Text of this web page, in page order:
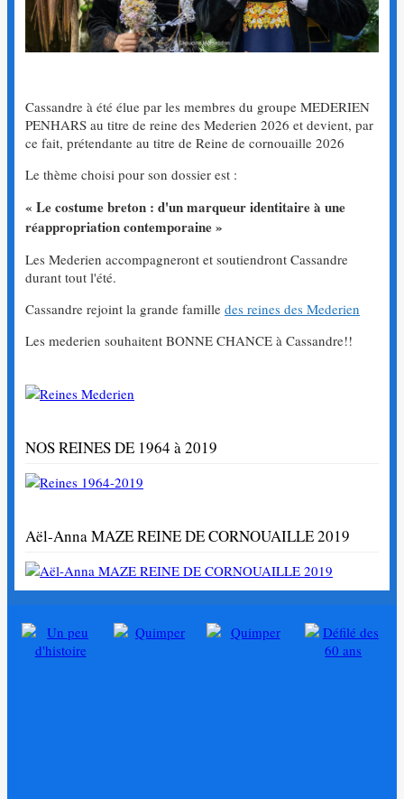
Cassandre à été élue par les membres du groupe MEDERIEN
PENHARS au titre de reine des Mederien 2026 et devient, par
ce fait, prétendante au titre de Reine de cornouaille 2026
Le thème choisi pour son dossier est :
« Le costume breton : d'un marqueur identitaire à une
réappropriation contemporaine »
Les Mederien accompagneront et soutiendront Cassandre
durant tout l'été.
Cassandre rejoint la grande famille des reines des Mederien
Les mederien souhaitent BONNE CHANCE à Cassandre!!
NOS REINES DE 1964 à 2019
Aël-Anna MAZE REINE DE CORNOUAILLE 2019